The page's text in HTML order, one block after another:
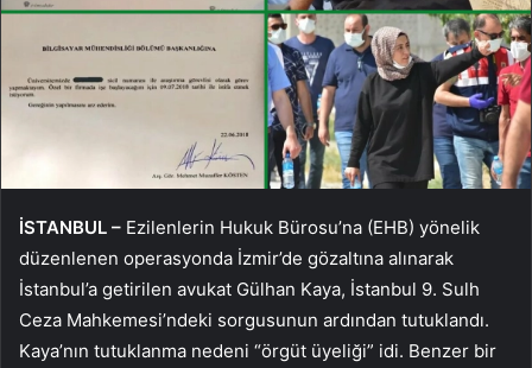
İSTANBUL – Ezilenlerin Hukuk Bürosu’na (EHB) yönelik
düzenlenen operasyonda İzmir’de gözaltına alınarak
İstanbul’a getirilen avukat Gülhan Kaya, İstanbul 9. Sulh
Ceza Mahkemesi’ndeki sorgusunun ardından tutuklandı.
Kaya’nın tutuklanma nedeni “örgüt üyeliği” idi. Benzer bir